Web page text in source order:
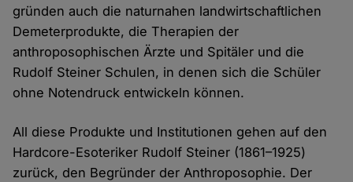
gründen auch die naturnahen landwirtschaftlichen
Demeterprodukte, die Therapien der
anthroposophischen Ärzte und Spitäler und die
Rudolf Steiner Schulen, in denen sich die Schüler
ohne Notendruck entwickeln können.
All diese Produkte und Institutionen gehen auf den
Hardcore-Esoteriker Rudolf Steiner (1861–1925)
zurück, den Begründer der Anthroposophie. Der